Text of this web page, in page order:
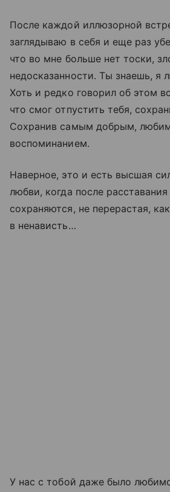
После каждой иллюзорной
заглядываю в себя и еще раз
что во мне больше нет тоски,
недосказанности. Ты знаешь, я
Хоть и редко говорил об этом
что смог отпустить тебя,
Сохранив самым добрым,
воспоминанием.
Наверное, это и есть высшая
любви, когда после
сохраняются, не перерастая,
в ненависть…
У нас с тобой даже было